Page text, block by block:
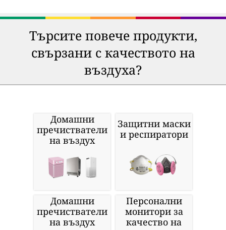
Търсите повече продукти,
свързани с качеството на
въздуха?
Домашни
пречистватели
на въздух
Защитни маски
и респиратори
Домашни
пречистватели
на въздух
Персонални
монитори за
качество на